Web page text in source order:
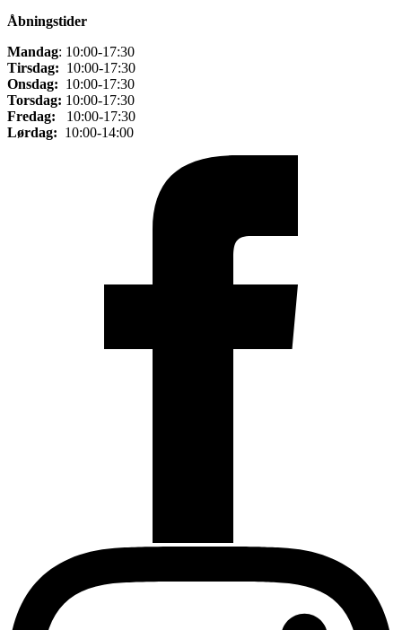
Åbningstider
Mandag: 10:00-17:30
Tirsdag: 10:00-17:30
Onsdag: 10:00-17:30
Torsdag: 10:00-17:30
Fredag: 10:00-17:30
Lørdag: 10:00-14:00